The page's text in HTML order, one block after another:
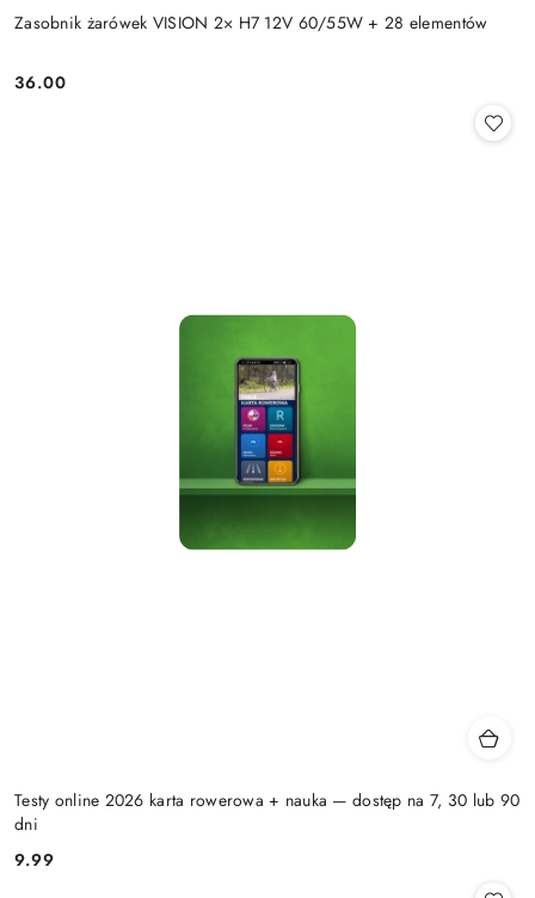
Zasobnik żarówek VISION 2× H7 12V 60/55W + 28 elementów
Cena:
36.00
Testy online 2026 karta rowerowa + nauka — dostęp na 7, 30 lub 90
dni
Cena:
9.99